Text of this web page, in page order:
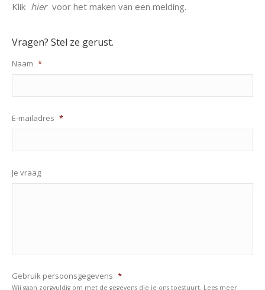
Klik hier voor het maken van een melding.
Vragen? Stel ze gerust.
Naam *
E-mailadres *
Je vraag
Gebruik persoonsgegevens *
Wij gaan zorgvuldig om met de gegevens die je ons toestuurt. Lees meer